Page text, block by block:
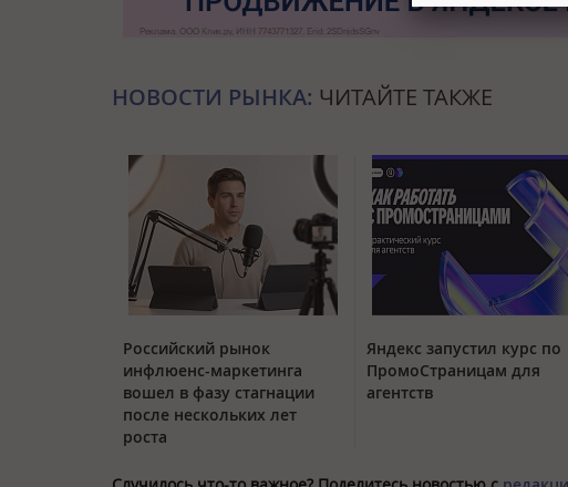
НОВОСТИ РЫНКА: ЧИТАЙТЕ ТАКЖЕ
Российский рынок
инфлюенс-маркетинга
вошел в фазу стагнации
после нескольких лет
роста
Яндекс запустил курс по
ПромоСтраницам для
агентств